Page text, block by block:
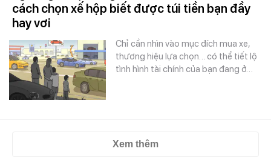
cách chọn xế hộp biết được túi tiền bạn đầy
hay vơi
Chỉ cần nhìn vào mục đích mua xe,
thương hiệu lựa chọn… có thể tiết lộ
tình hình tài chính của bạn đang ở…
Xem thêm